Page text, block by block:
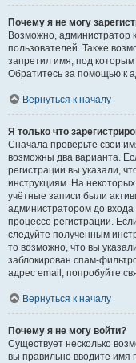
Почему я не могу
Возможно, администратор
пользователей. Также
запретил имя, под которым
Обратитесь за помощью к
Вернуться к началу
Я только что
Сначала проверьте свои
возможны два варианта.
регистрации вы указали,
инструкциям. На
учётные записи были
администратором до
процессе регистрации.
следуйте полученным
то возможно, что вы
заблокирован спам-
адрес email, попробуйте
Вернуться к началу
Почему я не могу войти?
Существует несколько
вы правильно вводите имя